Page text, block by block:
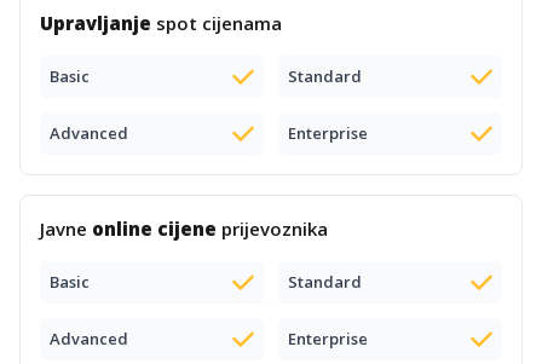
Upravljanje spot cijenama
Basic Standard
Advanced Enterprise
Javne online cijene prijevoznika
Basic Standard
Advanced Enterprise